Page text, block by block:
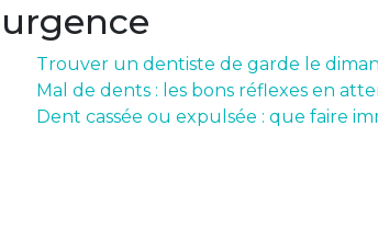
urgence
Trouver un dentiste de garde le
Mal de dents : les bons réflexes en
Dent cassée ou expulsée : que faire